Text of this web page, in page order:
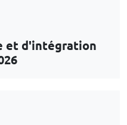
et d'intégration